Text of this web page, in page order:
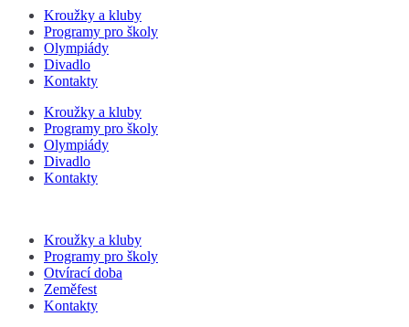
Kroužky a kluby
Programy pro školy
Olympiády
Divadlo
Kontakty
Kroužky a kluby
Programy pro školy
Olympiády
Divadlo
Kontakty
Kroužky a kluby
Programy pro školy
Otvírací doba
Zeměfest
Kontakty